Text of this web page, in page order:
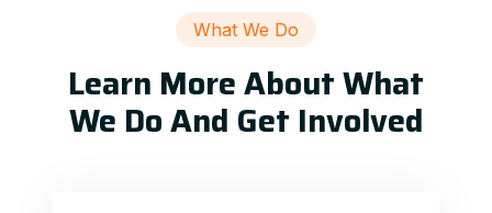
What We Do
Learn More About What
We Do And Get Involved